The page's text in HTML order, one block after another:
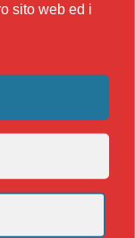
sito web ed i